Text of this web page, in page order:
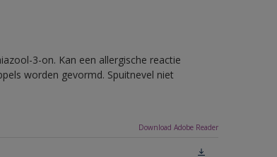
3-on. Kan een allergische reactie
worden gevormd. Spuitnevel niet
Download Adobe Reader